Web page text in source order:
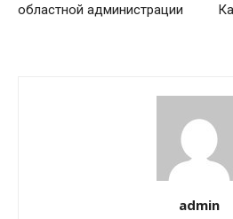
областной администрации
admin